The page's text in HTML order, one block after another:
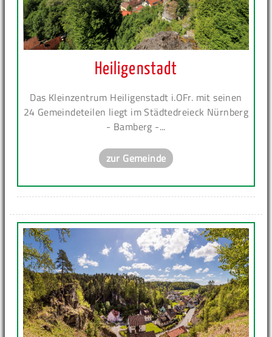
Heiligenstadt
Das Kleinzentrum Heiligenstadt i.OFr. mit seinen
24 Gemeindeteilen liegt im Städtedreieck Nürnberg
- Bamberg -...
zur Gemeinde